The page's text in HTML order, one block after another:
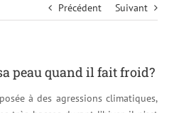
Précédent Suivant
peau quand il fait froid?
à des agressions climatiques,